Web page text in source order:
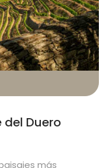
del Duero
más